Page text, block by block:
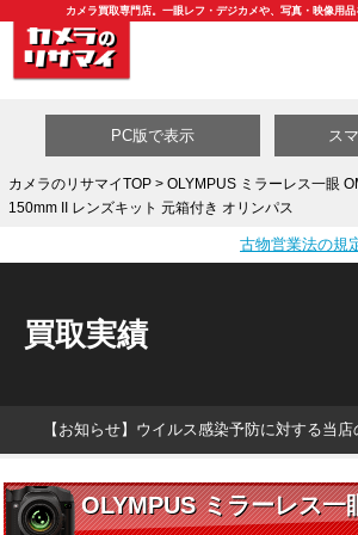
カメラ買取専門店。一眼レフ・デジカメや、写真・映像用
PC版で表示 ス
カメラのリサマイTOP> OLYMPUS ミラーレス一眼
150mm II レンズキット 元箱付き オリンパス
古物営業法の規
買取実績
【お知らせ】ウイルス感染予防に対する当